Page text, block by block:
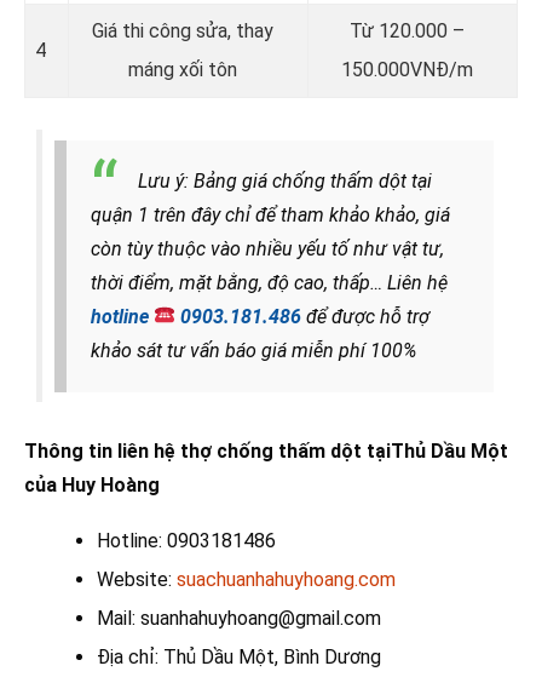
4
Giá thi công sửa, thay
máng xối tôn
Từ 120.000 –
150.000VNĐ/m
Lưu ý: Bảng giá chống thấm dột tại
quận 1 trên đây chỉ để tham khảo khảo, giá
còn tùy thuộc vào nhiều yếu tố như vật tư,
thời điểm, mặt bằng, độ cao, thấp… Liên hệ
hotline
0903.181.486 để được hỗ trợ
khảo sát tư vấn báo giá miễn phí 100%
Thông tin liên hệ thợ chống thấm dột tạiThủ Dầu Một
của Huy Hoàng
Hotline: 0903181486
Website: suachuanhahuyhoang.com
Mail: suanhahuyhoang@gmail.com
Địa chỉ: Thủ Dầu Một, Bình Dương